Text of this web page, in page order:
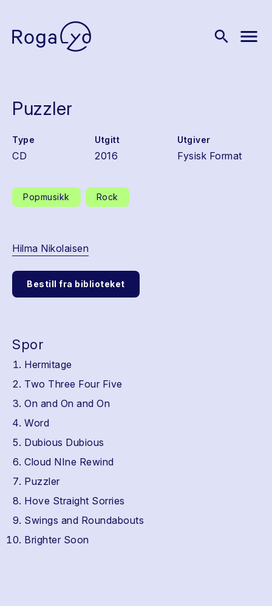
search menu
Puzzler
Type
CD
Utgitt
2016
Utgiver
Fysisk Format
Popmusikk Rock
Hilma Nikolaisen
Bestill fra biblioteket
Spor
Hermitage
Two Three Four Five
On and On and On
Word
Dubious Dubious
Cloud NIne Rewind
Puzzler
Hove Straight Sorries
Swings and Roundabouts
Brighter Soon